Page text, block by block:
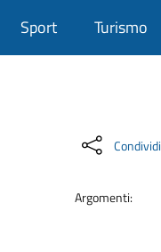
Sport Turismo
Condividi
Argomenti: